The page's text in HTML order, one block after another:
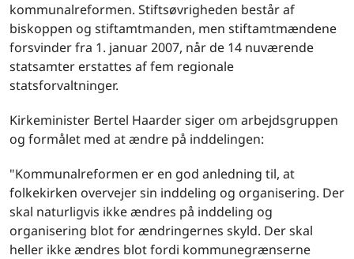
kommunalreformen. Stiftsøvrigheden består af
biskoppen og stiftamtmanden, men stiftamtmændene
forsvinder fra 1. januar 2007, når de 14 nuværende
statsamter erstattes af fem regionale
statsforvaltninger.
Kirkeminister Bertel Haarder siger om arbejdsgruppen
og formålet med at ændre på inddelingen:
"Kommunalreformen er en god anledning til, at
folkekirken overvejer sin inddeling og organisering. Der
skal naturligvis ikke ændres på inddeling og
organisering blot for ændringernes skyld. Der skal
heller ikke ændres blot fordi kommunegrænserne